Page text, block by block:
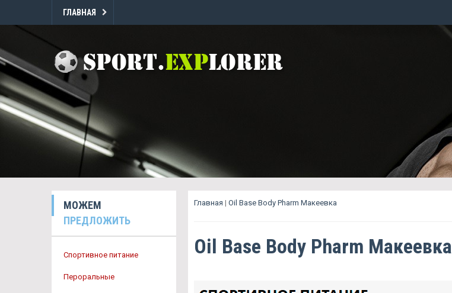
ГЛАВНАЯ
МОЖЕМ
ПРЕДЛОЖИТЬ
Спортивное питание
Пероральные
Главная | Oil Base Body Pharm Макеевка
Oil Base Body Pharm Макеевка